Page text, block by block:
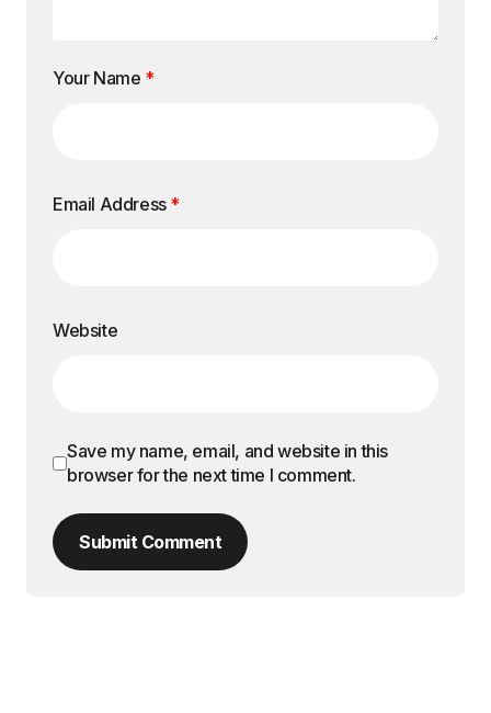
Your Name *
Email Address *
Website
Save my name, email, and website in this
browser for the next time I comment.
Submit Comment